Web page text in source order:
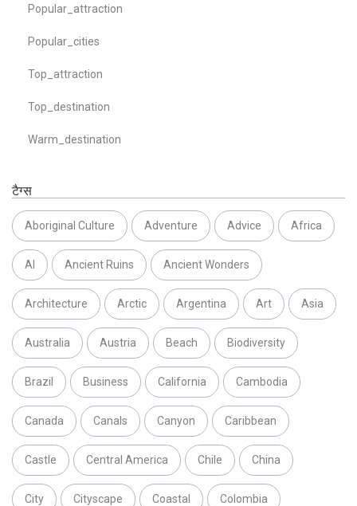
Popular_attraction
Popular_cities
Top_attraction
Top_destination
Warm_destination
टैग्स
Aboriginal Culture Adventure Advice Africa
AI Ancient Ruins Ancient Wonders
Architecture Arctic Argentina Art Asia
Australia Austria Beach Biodiversity
Brazil Business California Cambodia
Canada Canals Canyon Caribbean
Castle Central America Chile China
City Cityscape Coastal Colombia